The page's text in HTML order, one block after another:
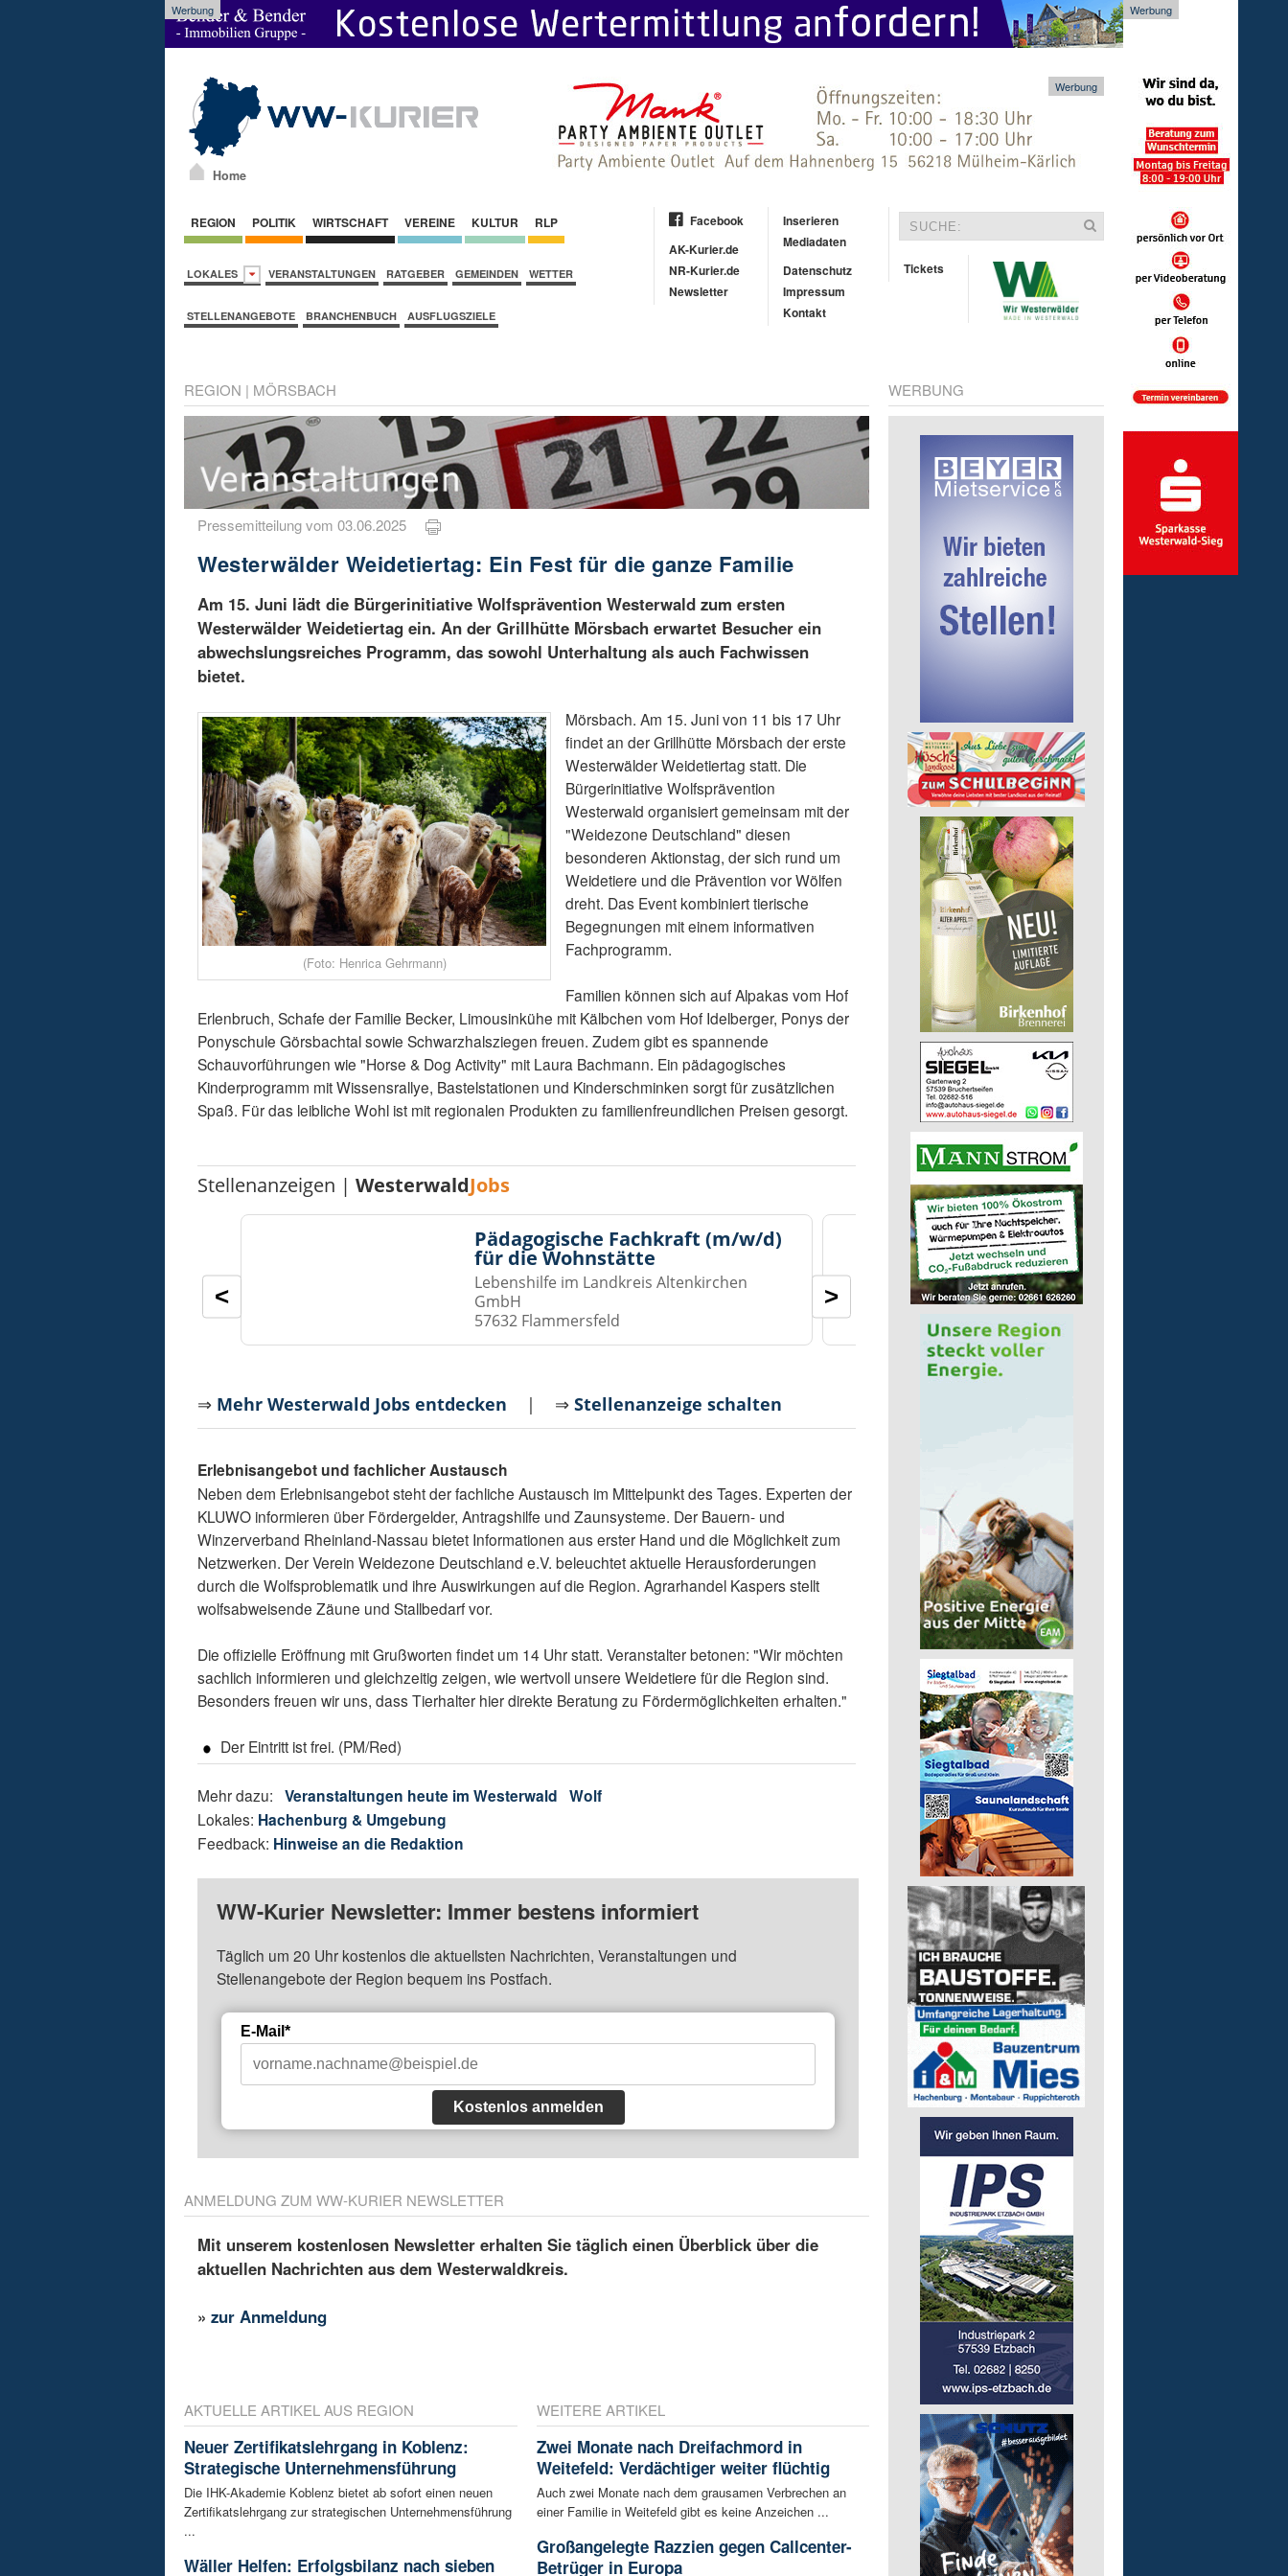
Werbung Werbung
Home
Werbung
REGION POLITIK WIRTSCHAFT VEREINE KULTUR RLP
LOKALES VERANSTALTUNGEN RATGEBER GEMEINDEN WETTER
STELLENANGEBOTE BRANCHENBUCH AUSFLUGSZIELE
Facebook
AK-Kurier.de
NR-Kurier.de
Newsletter
Inserieren
Mediadaten
Datenschutz
Impressum
Kontakt
Tickets
REGION | MÖRSBACH
Pressemitteilung vom 03.06.2025
Westerwälder Weidetiertag: Ein Fest für die ganze Familie
Am 15. Juni lädt die Bürgerinitiative Wolfsprävention Westerwald zum ersten
Westerwälder Weidetiertag ein. An der Grillhütte Mörsbach erwartet Besucher ein
abwechslungsreiches Programm, das sowohl Unterhaltung als auch Fachwissen
bietet.
(Foto: Henrica Gehrmann)
Mörsbach. Am 15. Juni von 11 bis 17 Uhr
findet an der Grillhütte Mörsbach der erste
Westerwälder Weidetiertag statt. Die
Bürgerinitiative Wolfsprävention
Westerwald organisiert gemeinsam mit der
"Weidezone Deutschland" diesen
besonderen Aktionstag, der sich rund um
Weidetiere und die Prävention vor Wölfen
dreht. Das Event kombiniert tierische
Begegnungen mit einem informativen
Fachprogramm.
Familien können sich auf Alpakas vom Hof
Erlenbruch, Schafe der Familie Becker, Limousinkühe mit Kälbchen vom Hof Idelberger, Ponys der
Ponyschule Görsbachtal sowie Schwarzhalsziegen freuen. Zudem gibt es spannende
Schauvorführungen wie "Horse & Dog Activity" mit Laura Bachmann. Ein pädagogisches
Kinderprogramm mit Wissensrallye, Bastelstationen und Kinderschminken sorgt für zusätzlichen
Spaß. Für das leibliche Wohl ist mit regionalen Produkten zu familienfreundlichen Preisen gesorgt.
Stellenanzeigen |WesterwaldJobs
Pädagogische Fachkraft (m/w/d)
für die Wohnstätte
Lebenshilfe im Landkreis Altenkirchen
GmbH
57632 Flammersfeld
Pädagogische
für die
Lebenshilfe im Landkreis
GmbH
57632 Flammersfeld
< >
⇒ Mehr Westerwald Jobs entdecken | ⇒Stellenanzeige schalten
Erlebnisangebot und fachlicher Austausch
Neben dem Erlebnisangebot steht der fachliche Austausch im Mittelpunkt des Tages. Experten der
KLUWO informieren über Fördergelder, Antragshilfe und Zaunsysteme. Der Bauern- und
Winzerverband Rheinland-Nassau bietet Informationen aus erster Hand und die Möglichkeit zum
Netzwerken. Der Verein Weidezone Deutschland e.V. beleuchtet aktuelle Herausforderungen
durch die Wolfsproblematik und ihre Auswirkungen auf die Region. Agrarhandel Kaspers stellt
wolfsabweisende Zäune und Stallbedarf vor.
Die offizielle Eröffnung mit Grußworten findet um 14 Uhr statt. Veranstalter betonen: "Wir möchten
sachlich informieren und gleichzeitig zeigen, wie wertvoll unsere Weidetiere für die Region sind.
Besonders freuen wir uns, dass Tierhalter hier direkte Beratung zu Fördermöglichkeiten erhalten."
Der Eintritt ist frei. (PM/Red)
Mehr dazu:Veranstaltungen heute im Westerwald Wolf
Lokales: Hachenburg & Umgebung
Feedback: Hinweise an die Redaktion
WW-Kurier Newsletter: Immer bestens informiert
Täglich um 20 Uhr kostenlos die aktuellsten Nachrichten, Veranstaltungen und
Stellenangebote der Region bequem ins Postfach.
E-Mail*
Kostenlos anmelden
ANMELDUNG ZUM WW-KURIER NEWSLETTER
Mit unserem kostenlosen Newsletter erhalten Sie täglich einen Überblick über die
aktuellen Nachrichten aus dem Westerwaldkreis.
»zur Anmeldung
AKTUELLE ARTIKEL AUS REGION
Neuer Zertifikatslehrgang in Koblenz:
Strategische Unternehmensführung
Die IHK-Akademie Koblenz bietet ab sofort einen neuen
Zertifikatslehrgang zur strategischen Unternehmensführung
...
Wäller Helfen: Erfolgsbilanz nach sieben
WEITERE ARTIKEL
Zwei Monate nach Dreifachmord in
Weitefeld: Verdächtiger weiter flüchtig
Auch zwei Monate nach dem grausamen Verbrechen an
einer Familie in Weitefeld gibt es keine Anzeichen ...
Großangelegte Razzien gegen Callcenter-
Betrüger in Europa
WERBUNG